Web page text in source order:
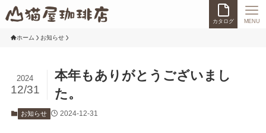
カタログ MENU
ホーム お知らせ
本年もありがとうございまし
た。
2024
12/31
お知らせ 2024-12-31